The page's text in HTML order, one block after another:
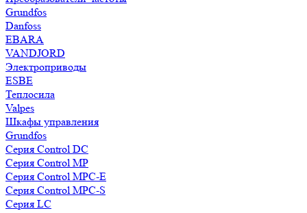
Grundfos
Danfoss
EBARA
VANDJORD
Электроприводы
ESBE
Теплосила
Valpes
Шкафы управления
Grundfos
Серия Control DC
Серия Control MP
Серия Control MPC-E
Серия Control MPC-S
Серия LC